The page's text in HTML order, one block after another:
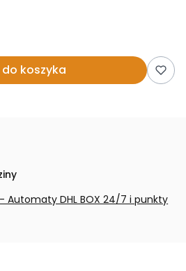
koszyka
- Automaty DHL BOX 24/7 i punkty